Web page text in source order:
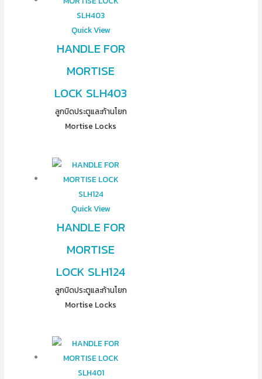
Quick View
HANDLE FOR
MORTISE
LOCK SLH403
ลูกบิดประตูและก้านโยก
Mortise Locks
Quick View
HANDLE FOR
MORTISE
LOCK SLH124
ลูกบิดประตูและก้านโยก
Mortise Locks